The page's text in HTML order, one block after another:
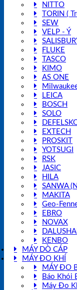
NITTO
TORIN (
SEW
VELP - Ý
FLUKE
TASCO
KIMO
AS ONE
LEICA
BOSCH
SOLO
EXTECH
PROSKIT
YOTSUGI
RSK
JASIC
HILA
SANWA
MAKITA
Geo-
EBRO
NOVAX
KENBO
MÁY DÒ CÁP
MÁY ĐO KHÍ
MÁY ĐO
Báo Khói
Máy Đo